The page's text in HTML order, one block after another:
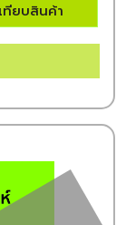
ทียบสินค้า